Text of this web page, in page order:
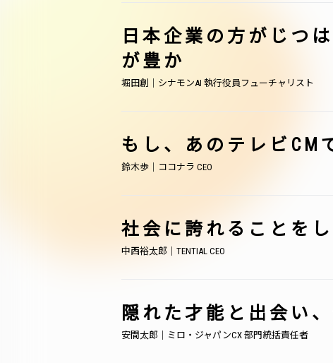
日本企業の方がじつ
が豊か
堀田創｜シナモンAI 執行役員フューチャリスト
もし、あのテレビCM
鈴木歩｜ココナラ CEO
社会に誇れることを
中西裕太郎｜TENTIAL CEO
隠れた才能と出会い
安間太郎｜ミロ・ジャパンCX 部門統括責任者